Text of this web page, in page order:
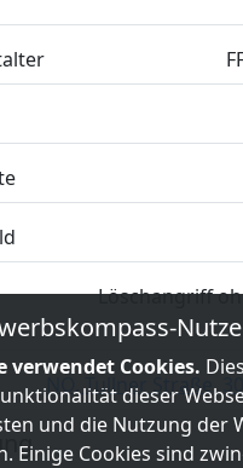
Löschangriff
NÖ, Tullner Straße,
verwendet Cookies.
dieser
und die Nutzung der
Einige Cookies sind